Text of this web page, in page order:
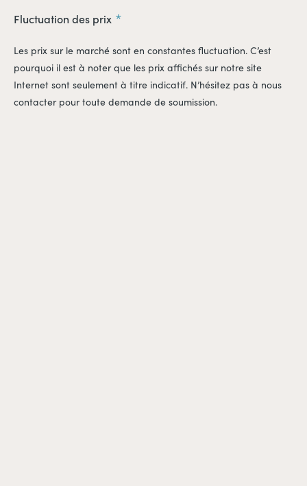
l'expédition des produits (adresses de livraison, quantités
expédiées, etc.).
Fluctuation des prix
Les prix sur le marché sont en constantes fluctuation. C’est
pourquoi il est à noter que les prix affichés sur notre site
Internet sont seulement à titre indicatif. N’hésitez pas à nous
contacter pour toute demande de soumission.